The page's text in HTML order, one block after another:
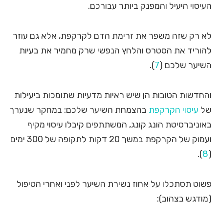
העיסוי היעיל והמפנק ביותר עבורכם.
לא רק שזה משפר את זרימת הדם לקרקפת, אלא גם עוזר
להוריד את הסטרס והלחץ הנפשי שרק מחמיר את בעיות
השיער שלכם (7
).
והחדשות הטובות הן שיש ראיות מדעיות שתומכות ביעילות
של עיסוי הקרקפת בהצמחת השיער שלכם: במחקר שנערך
באוניברסיטת הונג קונג, המשתתפים קיבלו עיסוי מקיף
ועמוק של הקרקפת במשך 20 דקות לתקופה של 300 ימים
(
8
).
פשוט תסתכלו על אחוז נשירת השיער לפני ואחרי הטיפול
(מודגש בצהוב):